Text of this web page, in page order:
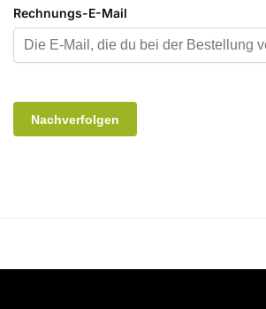
Rechnungs-E-Mail
Nachverfolgen